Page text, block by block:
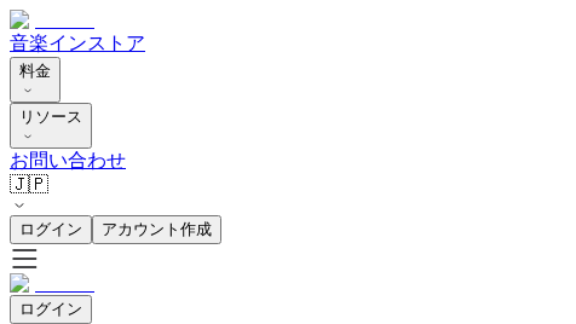
音楽インストア
料金
リソース
お問い合わせ
🇯🇵
ログイン アカウント作成
ログイン